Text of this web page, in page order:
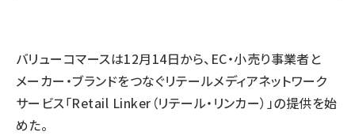
バリューコマースは12月14日から、EC・小売り事業者と
メーカー・ブランドをつなぐリテールメディアネットワーク
サービス「Retail Linker（リテール・リンカー）」の提供を始
めた。